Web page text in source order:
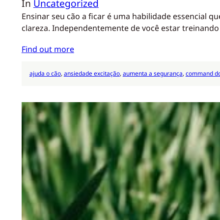
In Uncategorized
Ensinar seu cão a ficar é uma habilidade essencial
clareza. Independentemente de você estar
Find out more
ajuda o cão, ansiedade excitação, aumenta a segurança, command